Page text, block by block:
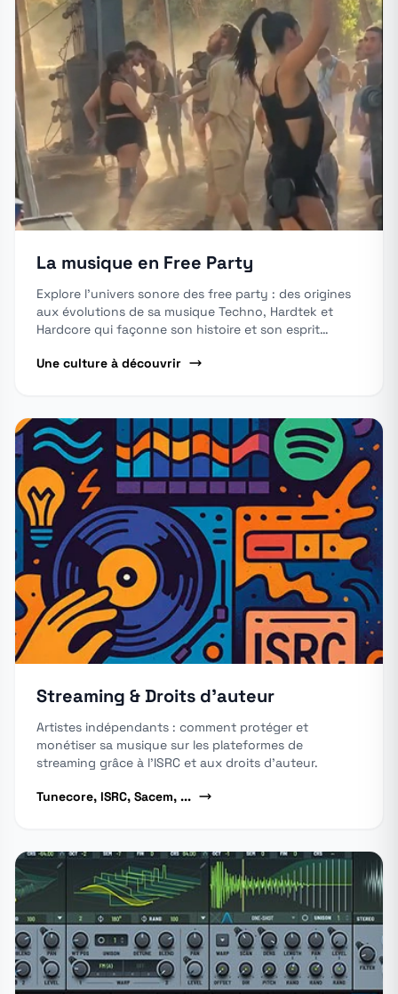
La musique en Free Party
Explore l'univers sonore des free party : des origines
aux évolutions de sa musique Techno, Hardtek et
Hardcore qui façonne son histoire et son esprit
Une culture à découvrir
Streaming & Droits d'auteur
Artistes indépendants : comment protéger et
monétiser sa musique sur les plateformes de
streaming grâce à l’ISRC et aux droits d’auteur.
Tunecore, ISRC, Sacem, ...